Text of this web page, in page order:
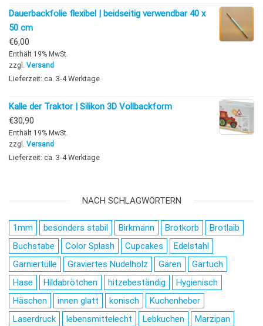
Dauerbackfolie flexibel | beidseitig verwendbar 40 x
50 cm
€6,00
Enthält 19% MwSt.
zzgl. Versand
Lieferzeit: ca. 3-4 Werktage
Kalle der Traktor | Silikon 3D Vollbackform
€30,90
Enthält 19% MwSt.
zzgl. Versand
Lieferzeit: ca. 3-4 Werktage
NACH SCHLAGWÖRTERN
1mm besonders stabil Birkmann Brotkorb
Brotlaib
Buchstabe
Color Splash Cupcakes
Edelstahl
Garniertülle
Graviertes Nudelholz Gären
Gärtuch
Hase
Hildabrötchen hitzebeständig
Hygienisch
Häschen
innen glatt konisch
Kuchenheber
Laserdruck
lebensmittelecht Lebkuchen
Marzipan